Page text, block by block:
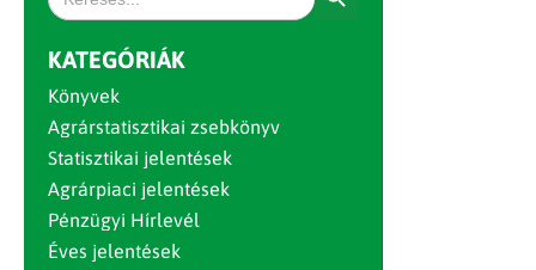
KATEGÓRIÁK
Könyvek
Agrárstatisztikai zsebkönyv
Statisztikai jelentések
Agrárpiaci jelentések
Pénzügyi Hírlevél
Éves jelentések